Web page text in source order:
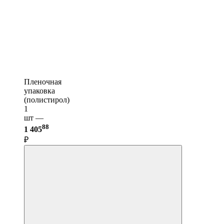
Пленочная
упаковка
(полистирол)
1
шт —
1 40588
₽